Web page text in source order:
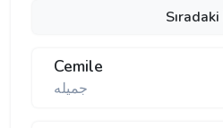
Cemile
جمیله